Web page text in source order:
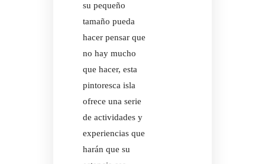
su pequeño
tamaño pueda
hacer pensar que
no hay mucho
que hacer, esta
pintoresca isla
ofrece una serie
de actividades y
experiencias que
harán que su